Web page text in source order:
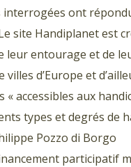
interrogées ont
site Handiplanet est
leur entourage et de
d’Europe et
accessibles aux
types et degrés de
Pozzo di Borgo
participatif